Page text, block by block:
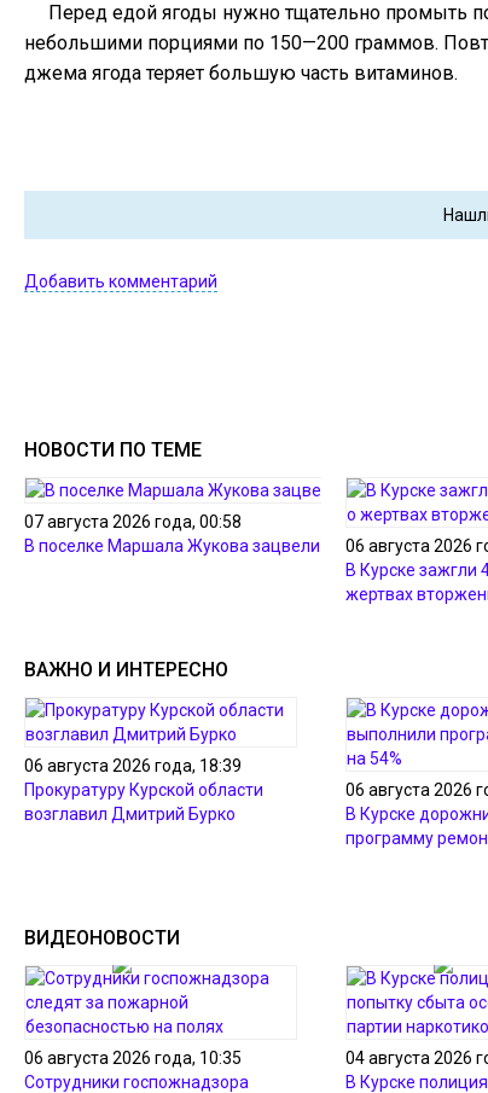
Перед едой ягоды нужно тщательно промыть
небольшими порциями по 150—200 граммов.
джема ягода теряет большую часть витаминов.
Добавить комментарий
НОВОСТИ ПО ТЕМЕ
07 августа 2026 года, 00:58
В поселке Маршала Жукова зацвели лотосы06 августа 2026
В Курске зажгли
жертвах
ВАЖНО И ИНТЕРЕСНО
06 августа 2026 года, 18:39
Прокуратуру Курской области
возглавил Дмитрий Бурко
06 августа 2026
В Курске
программу
ВИДЕОНОВОСТИ
06 августа 2026 года, 10:35
Сотрудники госпожнадзора
04 августа 2026
В Курске